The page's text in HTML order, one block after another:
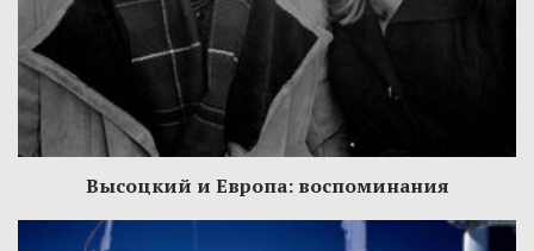
Высоцкий и Европа: воспоминания